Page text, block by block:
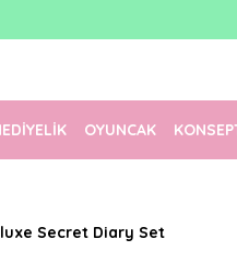
1500 TL Üzeri Ücretsiz
OYUNCAK
Secret Diary Set